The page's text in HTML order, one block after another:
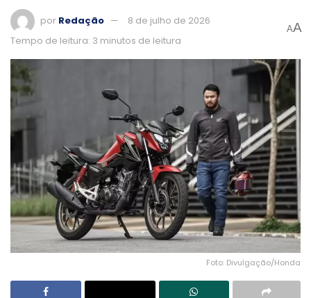
por Redação
8 de julho de 2026
Tempo de leitura: 3 minutos de leitura
AA
Foto: Divulgação/Honda